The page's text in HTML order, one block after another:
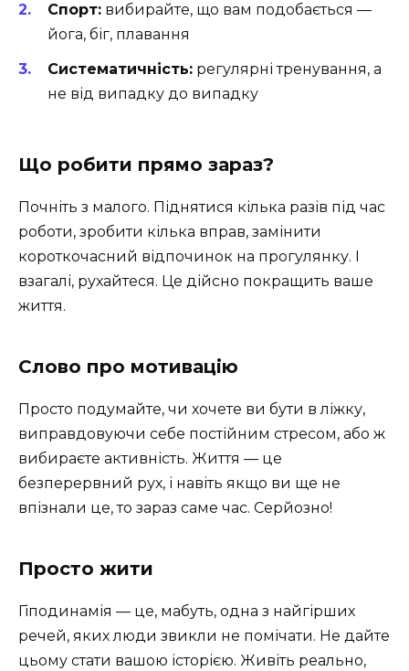
Спорт: вибирайте, що вам подобається —
йога, біг, плавання
Систематичність: регулярні тренування, а
не від випадку до випадку
Що робити прямо зараз?
Почніть з малого. Піднятися кілька разів під час
роботи, зробити кілька вправ, замінити
короткочасний відпочинок на прогулянку. І
взагалі, рухайтеся. Це дійсно покращить ваше
життя.
Слово про мотивацію
Просто подумайте, чи хочете ви бути в ліжку,
виправдовуючи себе постійним стресом, або ж
вибираєте активність. Життя — це
безперервний рух, і навіть якщо ви ще не
впізнали це, то зараз саме час. Серйозно!
Просто жити
Гіподинамія — це, мабуть, одна з найгірших
речей, яких люди звикли не помічати. Не дайте
цьому стати вашою історією. Живіть реально,